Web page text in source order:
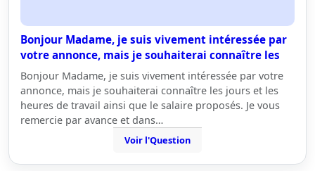
Bonjour Madame, je suis vivement intéressée par
votre annonce, mais je souhaiterai connaître les
Bonjour Madame, je suis vivement intéressée par votre
annonce, mais je souhaiterai connaître les jours et les
heures de travail ainsi que le salaire proposés. Je vous
remercie par avance et dans…
Voir l'Question